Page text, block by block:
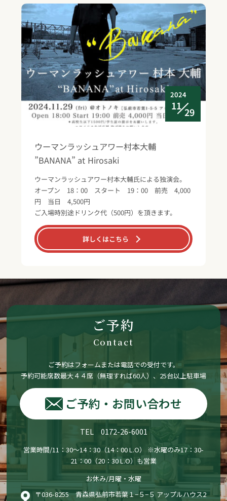
2024
11
29
ウーマンラッシュアワー村本大輔
”BANANA” at Hirosaki
ウーマンラッシュアワー村本大輔氏による独演会。
オープン 18：00 スタート 19：00 前売 4,000
円 当日 4,500円
ご入場時別途ドリンク代（500円）を頂きます。
詳しくはこちら
ご予約
Contact
ご予約はフォームまたは電話での受付です。
予約可能席数最大４４席（無理すれば60人）、25台以上駐車場
ご予約・お問い合わせ
TEL 0172-26-6001
営業時間/11：30〜14：30（14：00 L.O） ※水曜のみ17：30-
21：00（20：30 L.O）も営業
お休み/月曜・水曜
〒036-8255 青森県弘前市若葉１−５−５ アップルハウス2